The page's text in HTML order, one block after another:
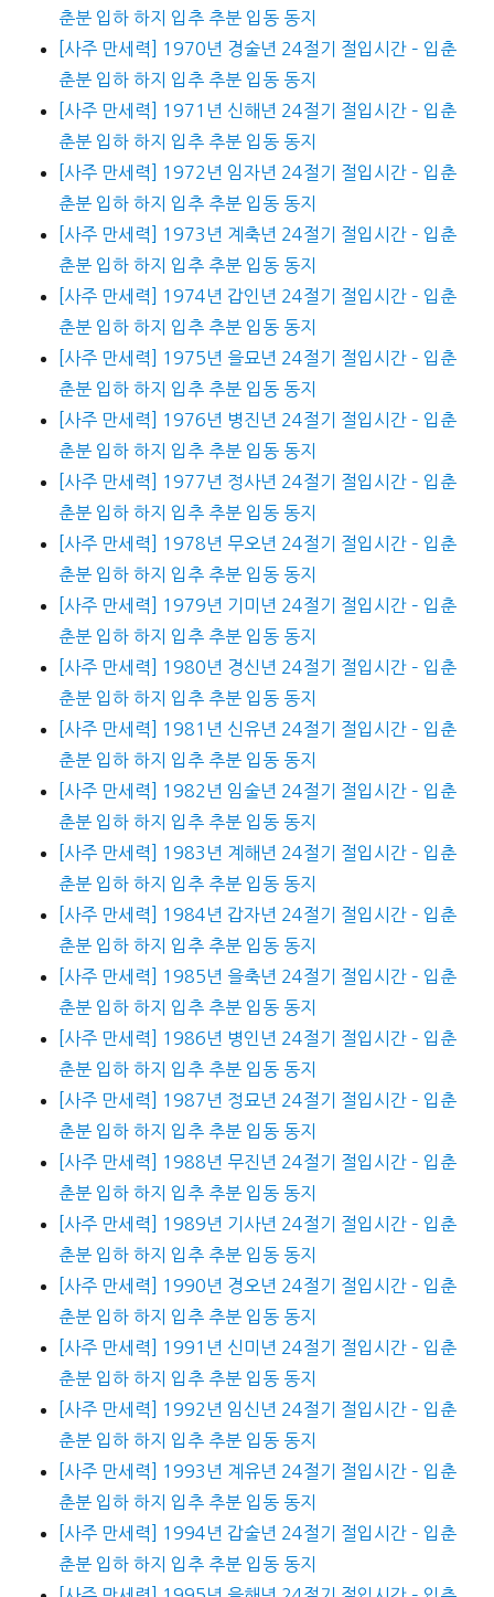
춘분 입하 하지 입추 추분 입동 동지
[사주 만세력] 1970년 경술년 24절기 절입시간 – 입춘
춘분 입하 하지 입추 추분 입동 동지
[사주 만세력] 1971년 신해년 24절기 절입시간 – 입춘
춘분 입하 하지 입추 추분 입동 동지
[사주 만세력] 1972년 임자년 24절기 절입시간 – 입춘
춘분 입하 하지 입추 추분 입동 동지
[사주 만세력] 1973년 계축년 24절기 절입시간 – 입춘
춘분 입하 하지 입추 추분 입동 동지
[사주 만세력] 1974년 갑인년 24절기 절입시간 – 입춘
춘분 입하 하지 입추 추분 입동 동지
[사주 만세력] 1975년 을묘년 24절기 절입시간 – 입춘
춘분 입하 하지 입추 추분 입동 동지
[사주 만세력] 1976년 병진년 24절기 절입시간 – 입춘
춘분 입하 하지 입추 추분 입동 동지
[사주 만세력] 1977년 정사년 24절기 절입시간 – 입춘
춘분 입하 하지 입추 추분 입동 동지
[사주 만세력] 1978년 무오년 24절기 절입시간 – 입춘
춘분 입하 하지 입추 추분 입동 동지
[사주 만세력] 1979년 기미년 24절기 절입시간 – 입춘
춘분 입하 하지 입추 추분 입동 동지
[사주 만세력] 1980년 경신년 24절기 절입시간 – 입춘
춘분 입하 하지 입추 추분 입동 동지
[사주 만세력] 1981년 신유년 24절기 절입시간 – 입춘
춘분 입하 하지 입추 추분 입동 동지
[사주 만세력] 1982년 임술년 24절기 절입시간 – 입춘
춘분 입하 하지 입추 추분 입동 동지
[사주 만세력] 1983년 계해년 24절기 절입시간 – 입춘
춘분 입하 하지 입추 추분 입동 동지
[사주 만세력] 1984년 갑자년 24절기 절입시간 – 입춘
춘분 입하 하지 입추 추분 입동 동지
[사주 만세력] 1985년 을축년 24절기 절입시간 – 입춘
춘분 입하 하지 입추 추분 입동 동지
[사주 만세력] 1986년 병인년 24절기 절입시간 – 입춘
춘분 입하 하지 입추 추분 입동 동지
[사주 만세력] 1987년 정묘년 24절기 절입시간 – 입춘
춘분 입하 하지 입추 추분 입동 동지
[사주 만세력] 1988년 무진년 24절기 절입시간 – 입춘
춘분 입하 하지 입추 추분 입동 동지
[사주 만세력] 1989년 기사년 24절기 절입시간 – 입춘
춘분 입하 하지 입추 추분 입동 동지
[사주 만세력] 1990년 경오년 24절기 절입시간 – 입춘
춘분 입하 하지 입추 추분 입동 동지
[사주 만세력] 1991년 신미년 24절기 절입시간 – 입춘
춘분 입하 하지 입추 추분 입동 동지
[사주 만세력] 1992년 임신년 24절기 절입시간 – 입춘
춘분 입하 하지 입추 추분 입동 동지
[사주 만세력] 1993년 계유년 24절기 절입시간 – 입춘
춘분 입하 하지 입추 추분 입동 동지
[사주 만세력] 1994년 갑술년 24절기 절입시간 – 입춘
춘분 입하 하지 입추 추분 입동 동지